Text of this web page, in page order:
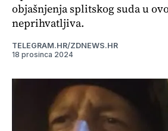
objašnjenja splitskog suda u
neprihvatljiva.
TELEGRAM.HR/ZDNEWS.HR
18 prosinca 2024